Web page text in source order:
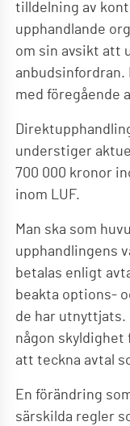
tilldelning av
upphandlande
om sin avsikt att
anbudsinfordran.
med föregående
understiger
700 000 kronor
inom LUF.
Man ska som
upphandlingens
betalas enligt
beakta options-
de har utnyttjats.
någon skyldighet
att teckna avtal
En förändring
särskilda regler